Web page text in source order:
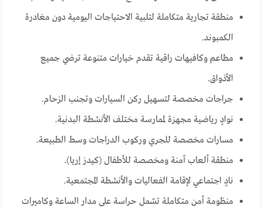
منطقة تجارية متكاملة لتلبية الاحتياجات اليومية دون مغادرة
الكمبوند.
مطاعم وكافيهات راقية تقدم خيارات متنوعة ترضي جميع
الأذواق.
جراجات مخصصة لتسهيل ركن السيارات وتجنب الزحام.
نوادٍ رياضية مجهزة لممارسة مختلف الأنشطة البدنية.
مسارات مخصصة للجري وركوب الدراجات وسط الطبيعة.
منطقة ألعاب آمنة ومخصصة للأطفال (كيدز إريا).
نادٍ اجتماعي لإقامة الفعاليات والأنشطة المجتمعية.
منظومة أمن متكاملة تشمل حراسة على مدار الساعة وكاميرات